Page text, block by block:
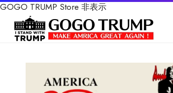
GOGO TRUMP Store 非表示